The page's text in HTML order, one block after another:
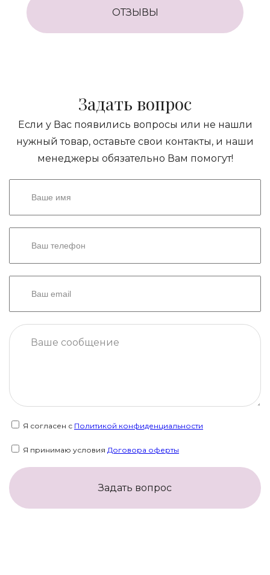
ОТЗЫВЫ
Задать вопрос
Если у Вас появились вопросы или не нашли
нужный товар, оставьте свои контакты, и наши
менеджеры обязательно Вам помогут!
Я согласен с Политикой конфиденциальности
Я принимаю условия Договора оферты
Задать вопрос